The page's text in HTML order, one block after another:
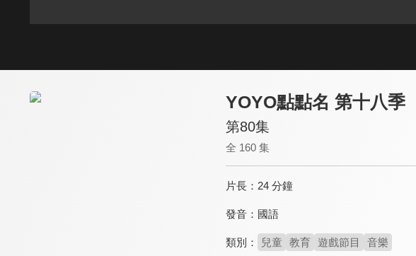
YOYO點點名 第十八季
第80集
全 160 集
片長： 24 分鐘
發音： 國語
類別： 兒童 教育 遊戲節目 音樂